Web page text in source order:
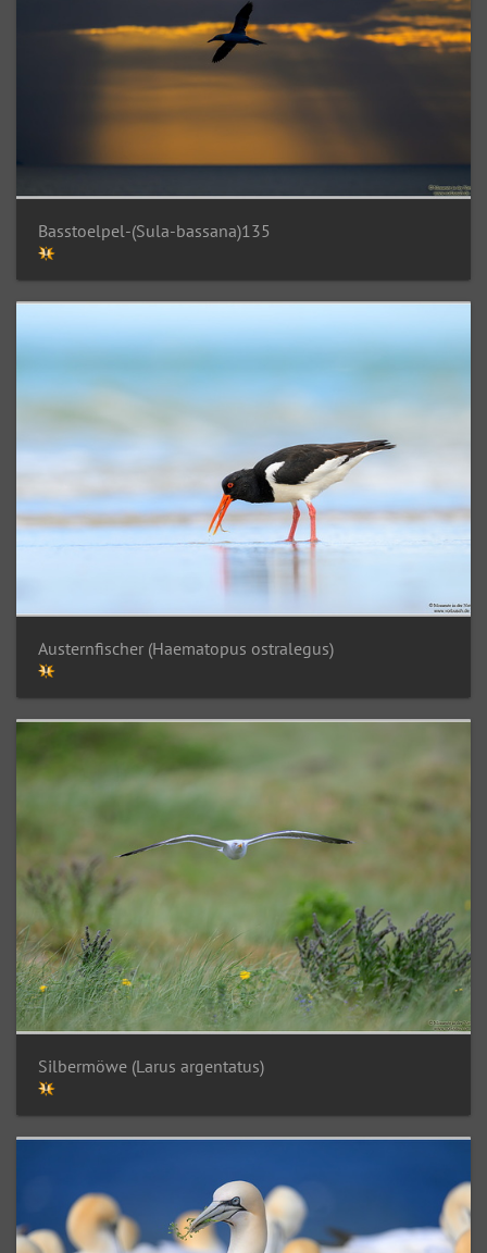
Basstoelpel-(Sula-bassana)135
Austernfischer (Haematopus ostralegus)
Silbermöwe (Larus argentatus)